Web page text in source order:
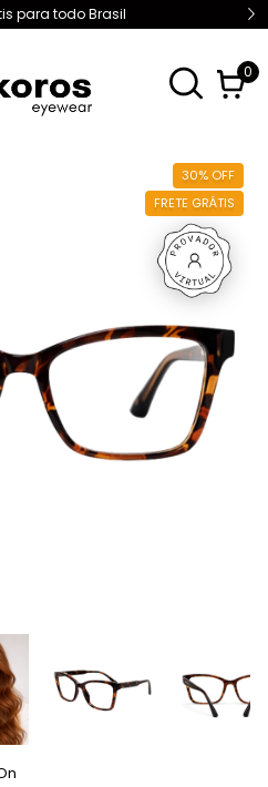
para todo Brasil
0
30% OFF
FRETE GRÁTIS